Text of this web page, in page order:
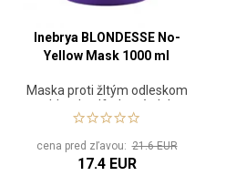
Inebrya BLONDESSE No-
Yellow Mask 1000 ml
Maska proti žltým odleskom
na blond, odfarbené alebo
šedé vlasy
cena pred zľavou:21.6 EUR
17.4 EUR